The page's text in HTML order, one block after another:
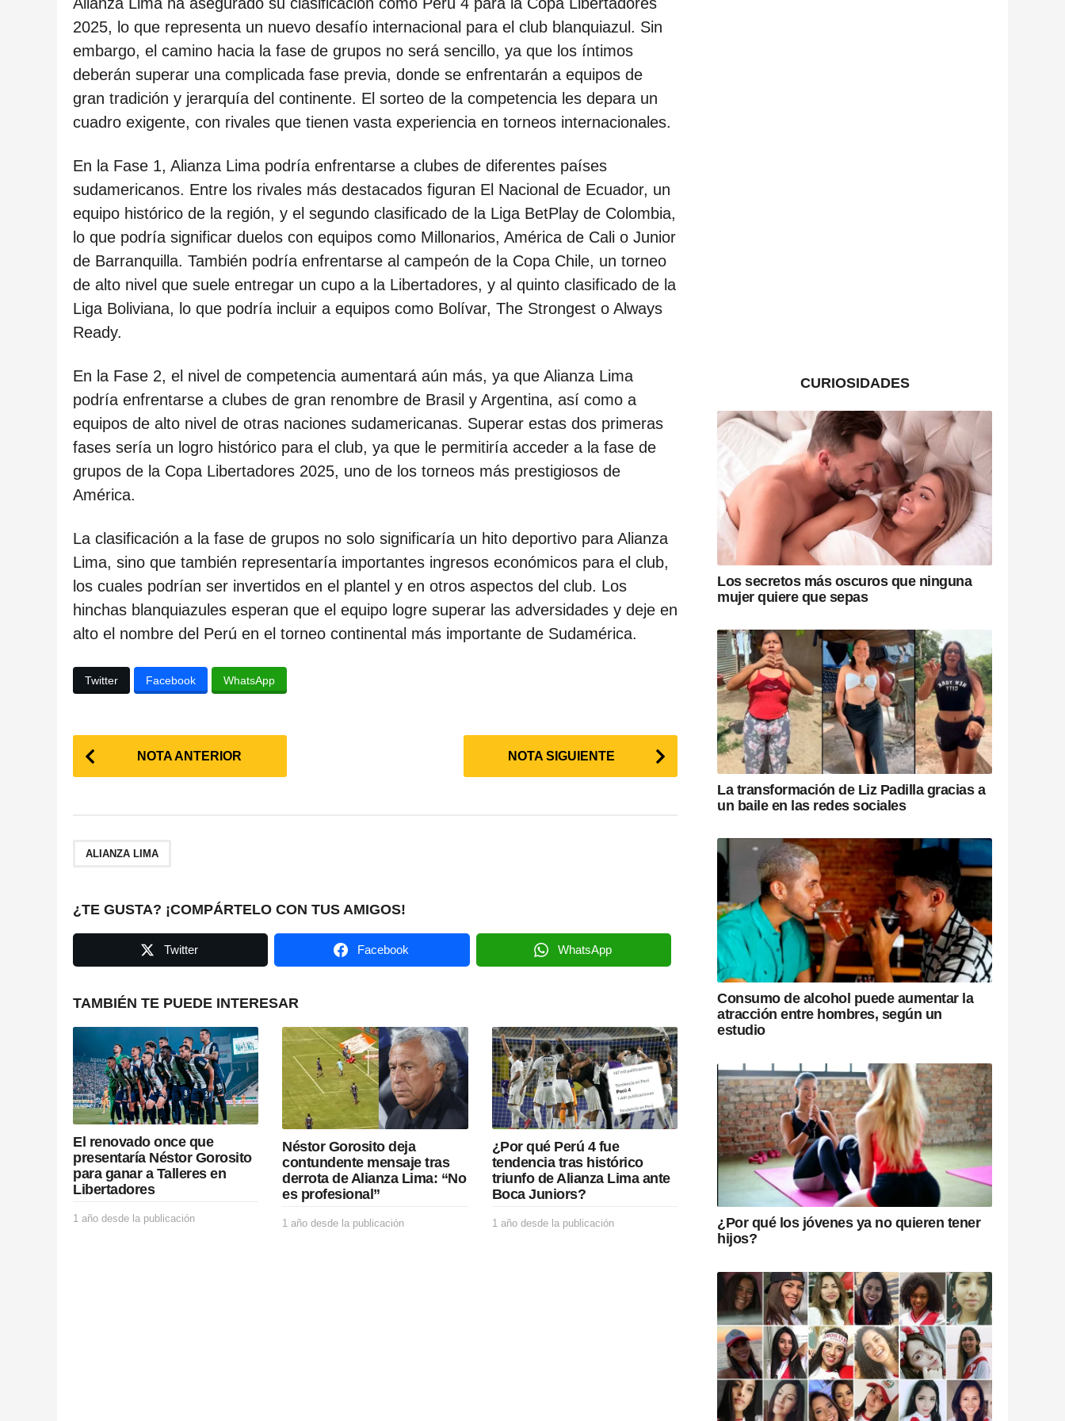
o
s
d
e
s
e
l
a
p
u
b
l
i
a
c
i
ó
n
2025, lo que representa un nuevo desafío internacional para el club blanquiazul. Sin
embargo, el camino hacia la fase de grupos no será sencillo, ya que los íntimos
deberán superar una complicada fase previa, donde se enfrentarán a equipos de
gran tradición y jerarquía del continente. El sorteo de la competencia les depara un
cuadro exigente, con rivales que tienen vasta experiencia en torneos internacionales.
En la Fase 1, Alianza Lima podría enfrentarse a clubes de diferentes países
sudamericanos. Entre los rivales más destacados figuran El Nacional de Ecuador, un
equipo histórico de la región, y el segundo clasificado de la Liga BetPlay de Colombia,
lo que podría significar duelos con equipos como Millonarios, América de Cali o Junior
de Barranquilla. También podría enfrentarse al campeón de la Copa Chile, un torneo
de alto nivel que suele entregar un cupo a la Libertadores, y al quinto clasificado de la
Liga Boliviana, lo que podría incluir a equipos como Bolívar, The Strongest o Always
Ready.
En la Fase 2, el nivel de competencia aumentará aún más, ya que Alianza Lima
podría enfrentarse a clubes de gran renombre de Brasil y Argentina, así como a
equipos de alto nivel de otras naciones sudamericanas. Superar estas dos primeras
fases sería un logro histórico para el club, ya que le permitiría acceder a la fase de
grupos de la Copa Libertadores 2025, uno de los torneos más prestigiosos de
América.
La clasificación a la fase de grupos no solo significaría un hito deportivo para Alianza
Lima, sino que también representaría importantes ingresos económicos para el club,
los cuales podrían ser invertidos en el plantel y en otros aspectos del club. Los
hinchas blanquiazules esperan que el equipo logre superar las adversidades y deje en
alto el nombre del Perú en el torneo continental más importante de Sudamérica.
Twitter Facebook WhatsApp
P
o
a
g
i
n
a
t
i
o
n
NOTA ANTERIOR NOTA SIGUIENTE
ALIANZA LIMA
¿TE GUSTA? ¡COMPÁRTELO CON TUS AMIGOS!
Twitter Facebook WhatsApp
TAMBIÉN TE PUEDE INTERESAR
El renovado once que
presentaría Néstor Gorosito
para ganar a Talleres en
Libertadores
1 año desde la publicación
Néstor Gorosito deja
contundente mensaje tras
derrota de Alianza Lima: “No
es profesional”
1 año desde la publicación
¿Por qué Perú 4 fue
tendencia tras histórico
triunfo de Alianza Lima ante
Boca Juniors?
1 año desde la publicación1
CURIOSIDADES
Los secretos más oscuros que ninguna
mujer quiere que sepas
La transformación de Liz Padilla gracias a
un baile en las redes sociales
Consumo de alcohol puede aumentar la
atracción entre hombres, según un
estudio
¿Por qué los jóvenes ya no quieren tener
hijos?